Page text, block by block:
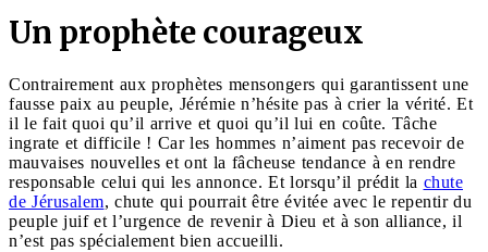
Un prophète courageux
Contrairement aux prophètes mensongers qui garantissent une
fausse paix au peuple, Jérémie n’hésite pas à crier la vérité. Et
il le fait quoi qu’il arrive et quoi qu’il lui en coûte. Tâche
ingrate et difficile ! Car les hommes n’aiment pas recevoir de
mauvaises nouvelles et ont la fâcheuse tendance à en rendre
responsable celui qui les annonce. Et lorsqu’il prédit la chute
de Jérusalem, chute qui pourrait être évitée avec le repentir du
peuple juif et l’urgence de revenir à Dieu et à son alliance, il
n’est pas spécialement bien accueilli.